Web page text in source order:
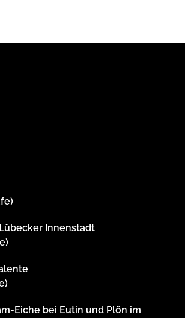
Innenstadt
Eiche bei Eutin und Plön im